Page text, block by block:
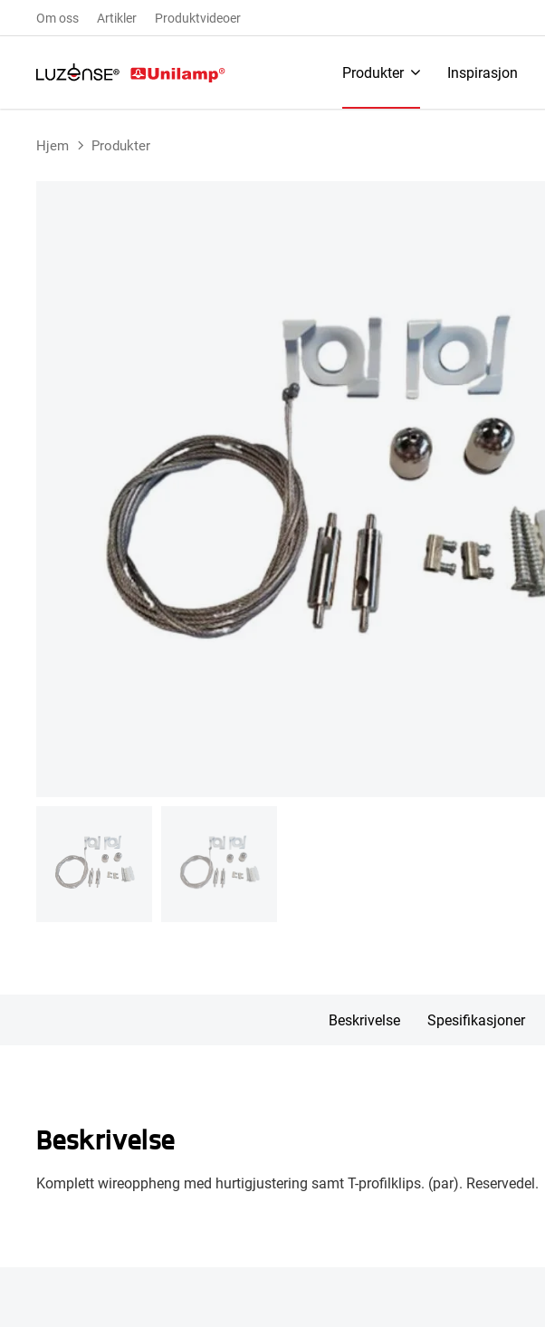
Om oss Artikler Produktvideoer
Produkter Inspirasjon
Hjem Produkter
Beskrivelse Spesifikasjoner
Beskrivelse
Komplett wireoppheng med hurtigjustering samt T-profilklips. (par). Reservedel.